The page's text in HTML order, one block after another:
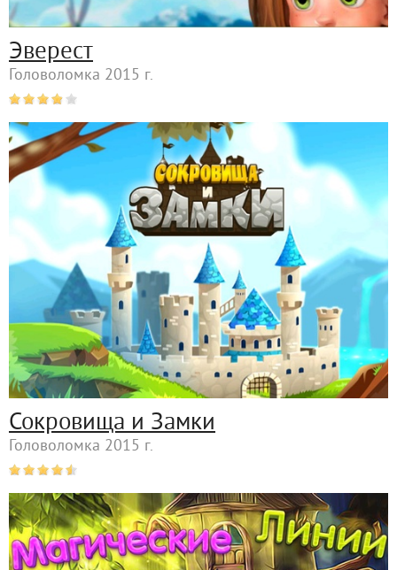
Эверест
Головоломка 2015 г.
Сокровища и Замки
Головоломка 2015 г.